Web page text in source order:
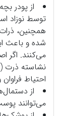
از پودر
توسط نوزاد
همچنین،
شده و باعث
می‌کنند. اگر
احتیاط
از
می‌توانند